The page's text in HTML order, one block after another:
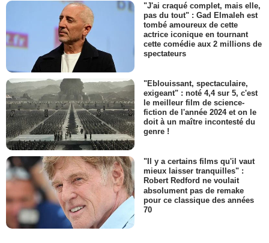
"J'ai craqué complet, mais elle,
pas du tout" : Gad Elmaleh est
tombé amoureux de cette
actrice iconique en tournant
cette comédie aux 2 millions de
spectateurs
"Eblouissant, spectaculaire,
exigeant" : noté 4,4 sur 5, c'est
le meilleur film de science-
fiction de l'année 2024 et on le
doit à un maître incontesté du
genre !
"Il y a certains films qu'il vaut
mieux laisser tranquilles" :
Robert Redford ne voulait
absolument pas de remake
pour ce classique des années
70